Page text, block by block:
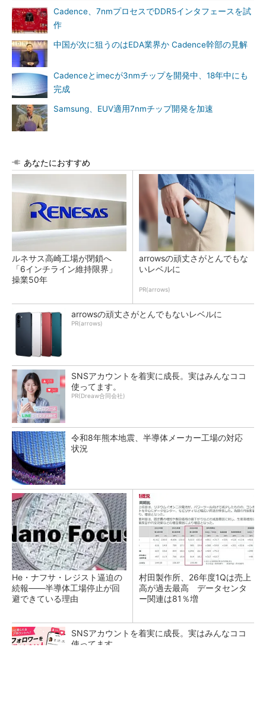
Cadence、7nmプロセスでDDR5インタフェースを試
作
中国が次に狙うのはEDA業界か Cadence幹部の見解
Cadenceとimecが3nmチップを開発中、18年中にも
完成
Samsung、EUV適用7nmチップ開発を加速
あなたにおすすめ
ルネサス高崎工場が閉鎖へ
「6インチライン維持限界」
操業50年
arrowsの頑丈さがとんでもな
いレベルに
PR(arrows)
arrowsの頑丈さがとんでもないレベルに
PR(arrows)
SNSアカウントを着実に成長。実はみんなココ
使ってます。
PR(Dreaw合同会社)
令和8年熊本地震、半導体メーカー工場の対応
状況
He・ナフサ・レジスト逼迫の
続報――半導体工場停止が回
避できている理由
村田製作所、26年度1Qは売上
高が過去最高 データセンタ
ー関連は81％増
SNSアカウントを着実に成長。実はみんなココ
使ってます。